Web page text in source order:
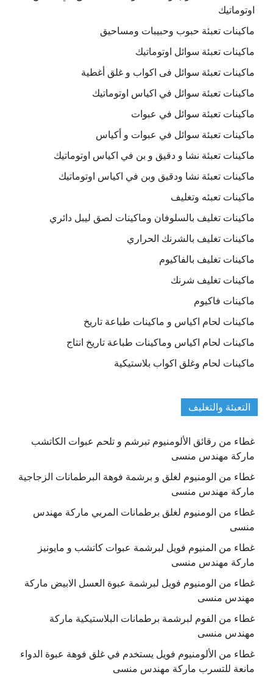
اوتوماتيك
ماكينات تعبئة حبوب وحبيبات ومساحيق
ماكينات تعبئة سوائل اوتوماتيك
ماكينات تعبئة سوائل فى اكواب و غلق أغطية
ماكينات تعبئة سوائل في اكياس اوتوماتيك
ماكينات تعبئة سوائل في عبوات
ماكينات تعبئة سوائل في عبوات و أكياس
ماكينات تعبئة نشا و دقيق و بن في اكياس اوتوماتيك
ماكينات تعبئة نشا ودقيق وبن في اكياس اوتوماتيك
ماكينات تعبئه وتغليف
ماكينات تغليف بالسلوفان وماكينات لصق ليبل دائري
ماكينات تغليف بالشرنك الحراري
ماكينات تغليف بالفاكيوم
ماكينات تغليف شرنك
ماكينات فاكيوم
ماكينات لحام اكياس و ماكينات طباعة تاريخ
ماكينات لحام اكياس وماكينات طباعة تاريخ انتاج
ماكينات لحام وغلق اكواب بلاستيكية
التعبئة والتغليف
غطاء من رقائق الألومنيوم تبرشم و تلحم عبوات الكاتشب
ماركة مهندس منسى
غطاء من الومنيوم لغلق و برشمة فوهة البرطمانات الزجاجية
ماركة مهندس منسى
غطاء من الومنيوم لغلق برطمانات المربي ماركة مهندس
منسى
غطاء من المنيوم فويل لبرشمة عبوات كاتشب و مايونيز
ماركة مهندس منسى
غطاء من الومنيوم فويل لبرشمة عبوة العسل الابيض ماركة
مهندس منسى
غطاء من الفوم لبرشمة برطمانات البلاستيكية ماركة
مهندس منسى
غطاء من الألومنيوم فويل يستخدم في غلق فوهة عبوة الدواء
مانعة للتسرب ماركة مهندس منسى